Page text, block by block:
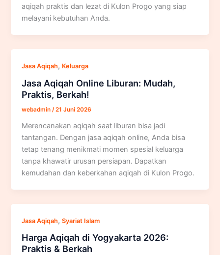
aqiqah praktis dan lezat di Kulon Progo yang siap
melayani kebutuhan Anda.
Jasa Aqiqah, Keluarga
Jasa Aqiqah Online Liburan: Mudah,
Praktis, Berkah!
webadmin/21 Juni 2026
Merencanakan aqiqah saat liburan bisa jadi
tantangan. Dengan jasa aqiqah online, Anda bisa
tetap tenang menikmati momen spesial keluarga
tanpa khawatir urusan persiapan. Dapatkan
kemudahan dan keberkahan aqiqah di Kulon Progo.
Jasa Aqiqah,Syariat Islam
Harga Aqiqah di Yogyakarta 2026:
Praktis & Berkah